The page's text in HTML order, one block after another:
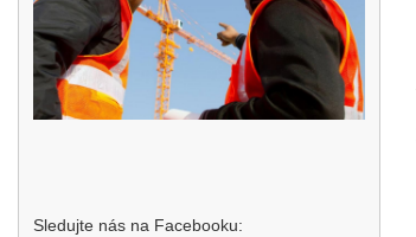
Sledujte nás na Facebooku: